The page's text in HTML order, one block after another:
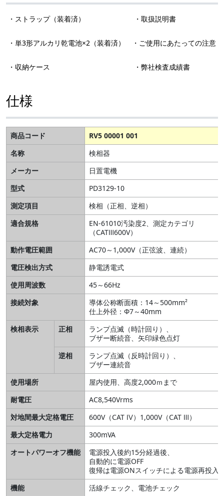
・ストラップ（装着済） ・取扱説明書
・単3形アルカリ乾電池×2（装着済） ・ご使用にあたっての注意
・収納ケース ・弊社検査成績書
仕様
商品コード
RV5 00001 001
名称
検相器
メーカー
日置電機
型式
PD3129-10
測定項目
検相（正相、逆相）
適合規格
EN-61010汚染度2、測定カテゴリ
（CATⅢ600V）
動作電圧範囲
AC70～1,000V（正弦波、連続）
電圧検出方式
静電誘電式
使用周波数
45～66Hz
接続対象
導体公称断面積：14～500mm²
仕上外径：Φ7～40mm
検相表示
正相
ランプ点滅（時計回り）、
ブザー断続音、矢印緑色点灯
逆相
ランプ点滅（反時計回り）、
ブザー連続音
使用場所
屋内使用、高度2,000ｍまで
耐電圧
AC8,540Vrms
対地間最大定格電圧
600V（CAT Ⅳ）1,000V（CAT Ⅲ）
最大定格電力
300mVA
オートパワーオフ機能
電源投入後約15分経過後、
自動的に電源OFF
復帰は電源ONスイッチによる電源再投入
機能
活線チェック、電池チェック